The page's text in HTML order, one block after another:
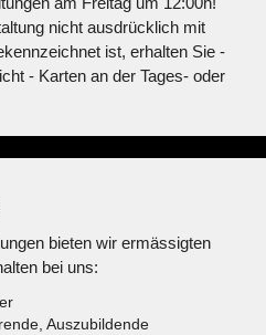
nicht ausdrücklich mit
ist, erhalten Sie -
- Karten an der Tages- oder
bieten wir ermässigten
bei uns:
Auszubildende